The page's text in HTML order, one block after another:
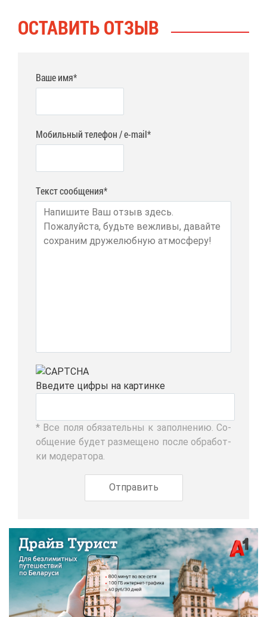
ОСТА­ВИТЬ ОТ­ЗЫВ
Ваше имя*
Мобильный телефон / e-mail*
Текст сообщения*
Вве­ди­те циф­ры на кар­тин­ке
* Все по­ля обя­за­тель­ны к за­пол­не­нию. Со­
об­ще­ние бу­дет раз­ме­ще­но по­сле об­ра­бот­
ки мо­де­ра­то­ра.